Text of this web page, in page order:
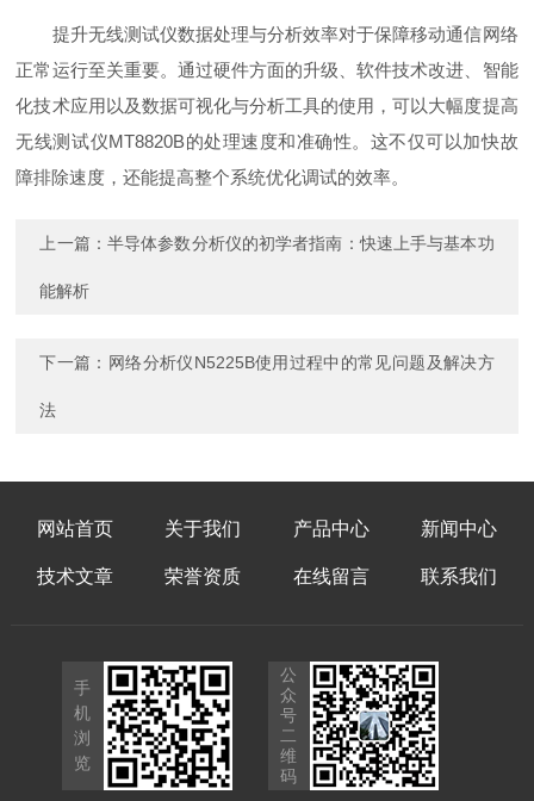
提升无线测试仪数据处理与分析效率对于保障移动通信网络
正常运行至关重要。通过硬件方面的升级、软件技术改进、智能
化技术应用以及数据可视化与分析工具的使用，可以大幅度提高
无线测试仪MT8820B的处理速度和准确性。这不仅可以加快故
障排除速度，还能提高整个系统优化调试的效率。
上一篇： 半导体参数分析仪的初学者指南：快速上手与基本功
能解析
下一篇： 网络分析仪N5225B使用过程中的常见问题及解决方
法
网站首页 关于我们 产品中心 新闻中心
技术文章 荣誉资质 在线留言 联系我们
手
机
浏
览
公
众
号
二
维
码